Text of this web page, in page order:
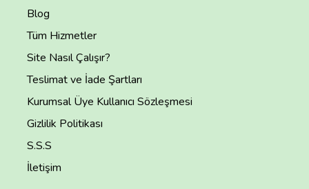
Blog
Tüm Hizmetler
Site Nasıl Çalışır?
Teslimat ve İade Şartları
Kurumsal Üye Kullanıcı Sözleşmesi
Gizlilik Politikası
S.S.S
İletişim